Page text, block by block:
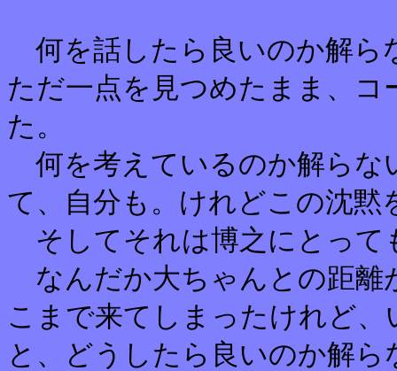
何を話したら良いのか解ら
ただ一点を見つめたまま、
た。
何を考えているのか解らな
て、自分も。けれどこの沈
そしてそれは博之にとって
なんだか大ちゃんとの距離
こまで来てしまったけれど
と、どうしたら良いのか解